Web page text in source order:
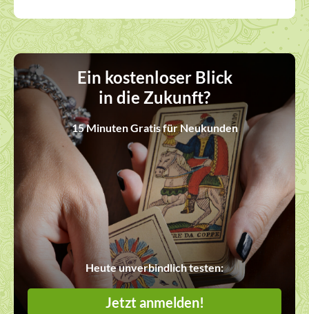
Ein kostenloser Blick
in die Zukunft?
15 Minuten Gratis für Neukunden
Heute unverbindlich testen:
Jetzt anmelden!